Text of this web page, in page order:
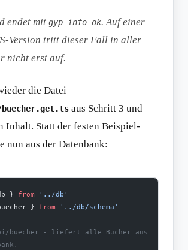
endet mit gyp info ok. Auf einer
Version tritt dieser Fall in aller
nicht erst auf.
die Datei
aus Schritt 3 und
Inhalt. Statt der festen Beispiel-
nun aus der Datenbank:
} from '../db'
} from '../db/schema'
buecher - liefert alle Bücher aus